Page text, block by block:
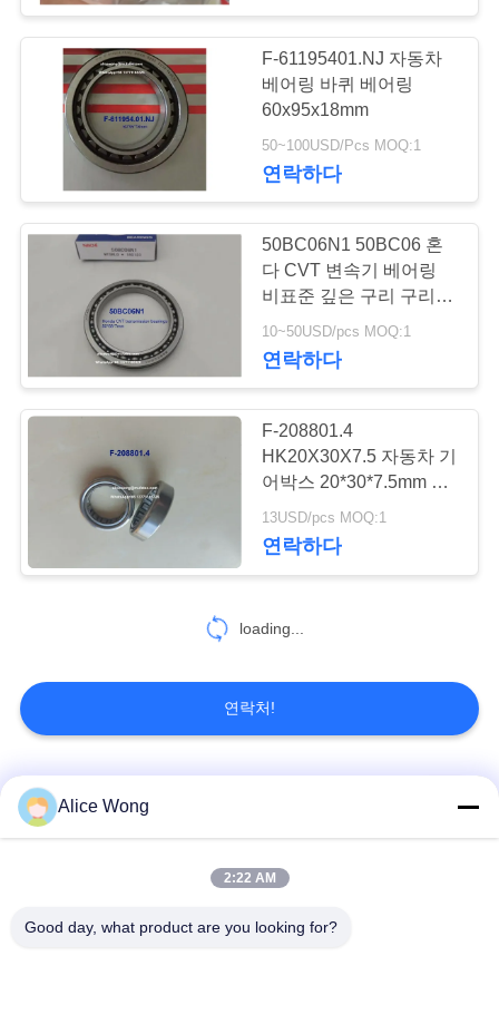
트
PRIVACY
POLICY
자동차용 클러치 풀
라잉 베어링
자동차 에어컨 베어
링
얇은 구간 베어링
18
굴삭기 태도
106
F-61195401.NJ 자동차
베어링 바퀴 베어링
60x95x18mm
50~100USD/Pcs MOQ:1
연락하다
50BC06N1 50BC06 혼
다 CVT 변속기 베어링
비표준 깊은 구리 구리 베
어링 50x68x7mm
10~50USD/pcs MOQ:1
연락하다
F-208801.4
HK20X30X7.5 자동차 기
어박스 20*30*7.5mm 실
린더 롤러 베어링
13USD/pcs MOQ:1
연락하다
loading...
연락처!
자동차 기어박스 베어
Alice Wong
2:22 AM
Good day, what product are you looking for?